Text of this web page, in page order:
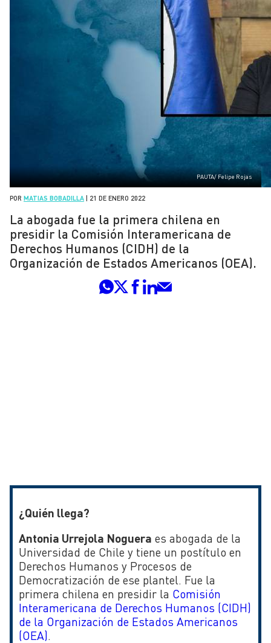
PAUTA/ Felipe Rojas
POR MATIAS BOBADILLA 21 DE ENERO 2022
La abogada fue la primera chilena en
presidir la Comisión Interamericana de
Derechos Humanos (CIDH) de la
Organización de Estados Americanos (OEA).
¿Quién llega?
Antonia Urrejola Noguera es abogada de la
Universidad de Chile y tiene un postítulo en
Derechos Humanos y Procesos de
Democratización de ese plantel. Fue la
primera chilena en presidir la Comisión
Interamericana de Derechos Humanos (CIDH)
de la Organización de Estados Americanos
(OEA).